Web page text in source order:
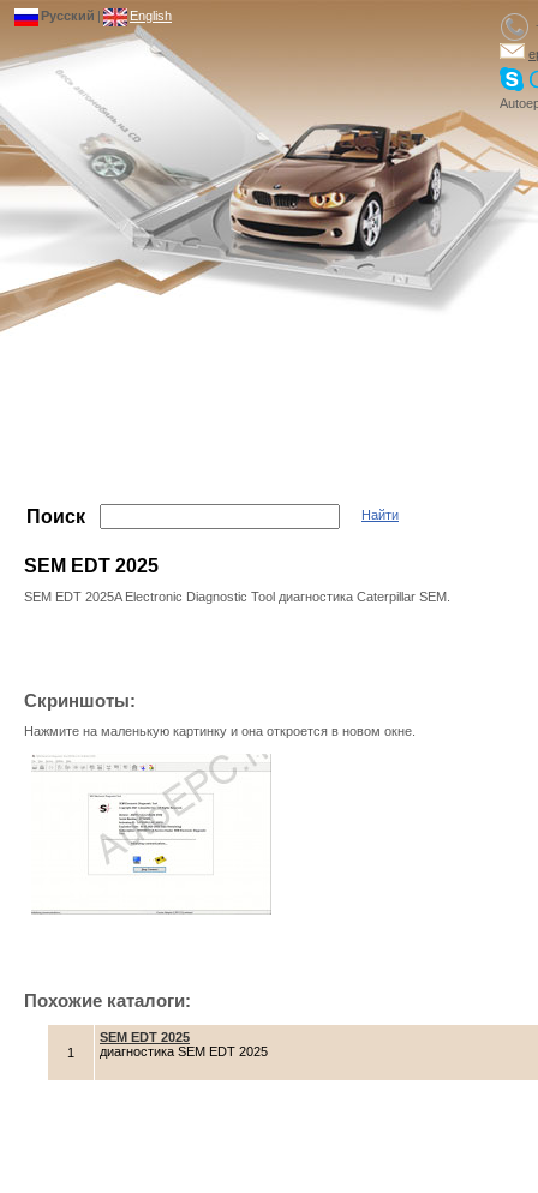
Русский | English
Поиск Найти
SEM EDT 2025
SEM EDT 2025A Electronic Diagnostic Tool диагностика Caterpillar SEM.
Скриншоты:
Нажмите на маленькую картинку и она откроется в новом окне.
Похожие каталоги:
1
SEM EDT 2025
диагностика SEM EDT 2025